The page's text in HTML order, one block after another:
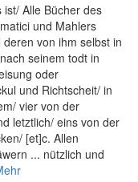
Alle Bücher des
und Mahlers
von ihm selbst in
seinem todt in
oder
und Richtscheit/ in
vier von der
letztlich/ eins von der
[et]c. Allen
... nützlich und